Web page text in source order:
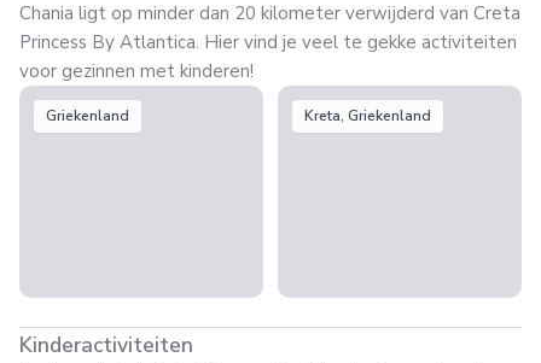
Chania ligt op minder dan 20 kilometer verwijderd van Creta
Princess By Atlantica. Hier vind je veel te gekke activiteiten
voor gezinnen met kinderen!
Griekenland Kreta, Griekenland
Kinderactiviteiten